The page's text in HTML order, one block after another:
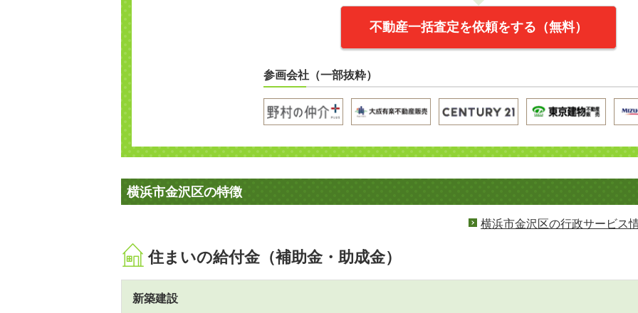
不動産一括査定を依頼をする（無料）
参画会社（一部抜粋）
横浜市金沢区の特徴
横浜市金沢区の行政サービス
住まいの給付金（補助金・助成金）
新築建設